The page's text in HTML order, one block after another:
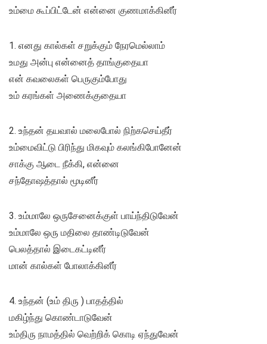
உம்மை கூப்பிட்டேன் என்னை குணமாக்கினீர்
1. எனது கால்கள் சறுக்கும் நேரமெல்லாம்
உமது அன்பு என்னைத் தாங்குதையா
என் கவலைகள் பெருகும்போது
உம் கரங்கள் அணைக்குதையா
2. உந்தன் தயவால் மலைபோல் நிற்கசெய்தீர்
உம்மைவிட்டு பிரிந்து மிகவும் கலங்கிபோனேன்
சாக்கு ஆடை நீக்கி, என்னை
சந்தோஷத்தால் மூடினீர்
3. உம்மாலே ஒருசேனைக்குள் பாய்ந்திடுவேன்
உம்மாலே ஒரு மதிலை தாண்டிடுவேன்
பெலத்தால் இடைகட்டினீர்
மான் கால்கள் போலாக்கினீர்
4. உந்தன் (உம் திரு ) பாதத்தில்
மகிழ்ந்து கொண்டாடுவேன்
உம்திரு நாமத்தில் வெற்றிக் கொடி ஏந்துவேன்